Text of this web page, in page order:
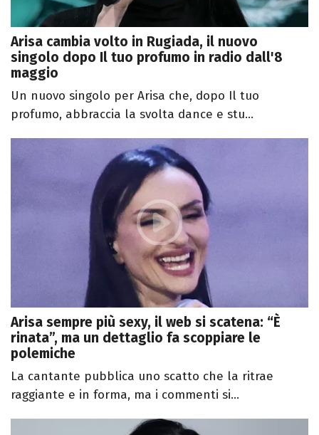
Arisa cambia volto in Rugiada, il nuovo
singolo dopo Il tuo profumo in radio dall'8
maggio
Un nuovo singolo per Arisa che, dopo Il tuo
profumo, abbraccia la svolta dance e stu...
Arisa sempre più sexy, il web si scatena: “È
rinata”, ma un dettaglio fa scoppiare le
polemiche
La cantante pubblica uno scatto che la ritrae
raggiante e in forma, ma i commenti si...